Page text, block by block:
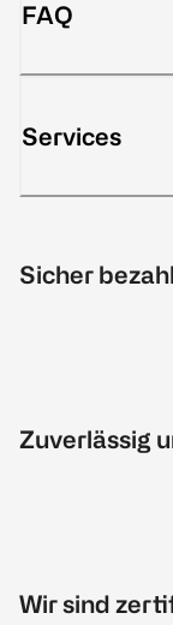
FAQ
Services
Sicher
Zuverlässig
Wir sind